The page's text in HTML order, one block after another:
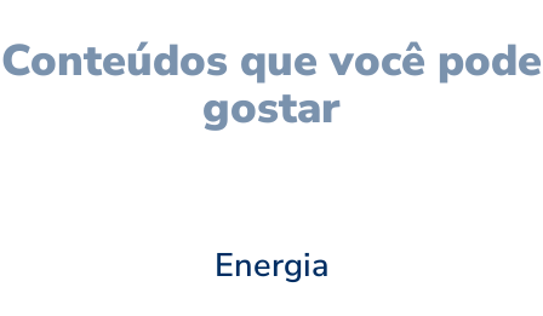
Conteúdos que você pode
gostar
Energia